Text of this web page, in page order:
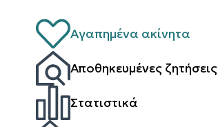
Αγαπημένα ακίνητα
Αποθηκευμένες ζητήσεις
Στατιστικά